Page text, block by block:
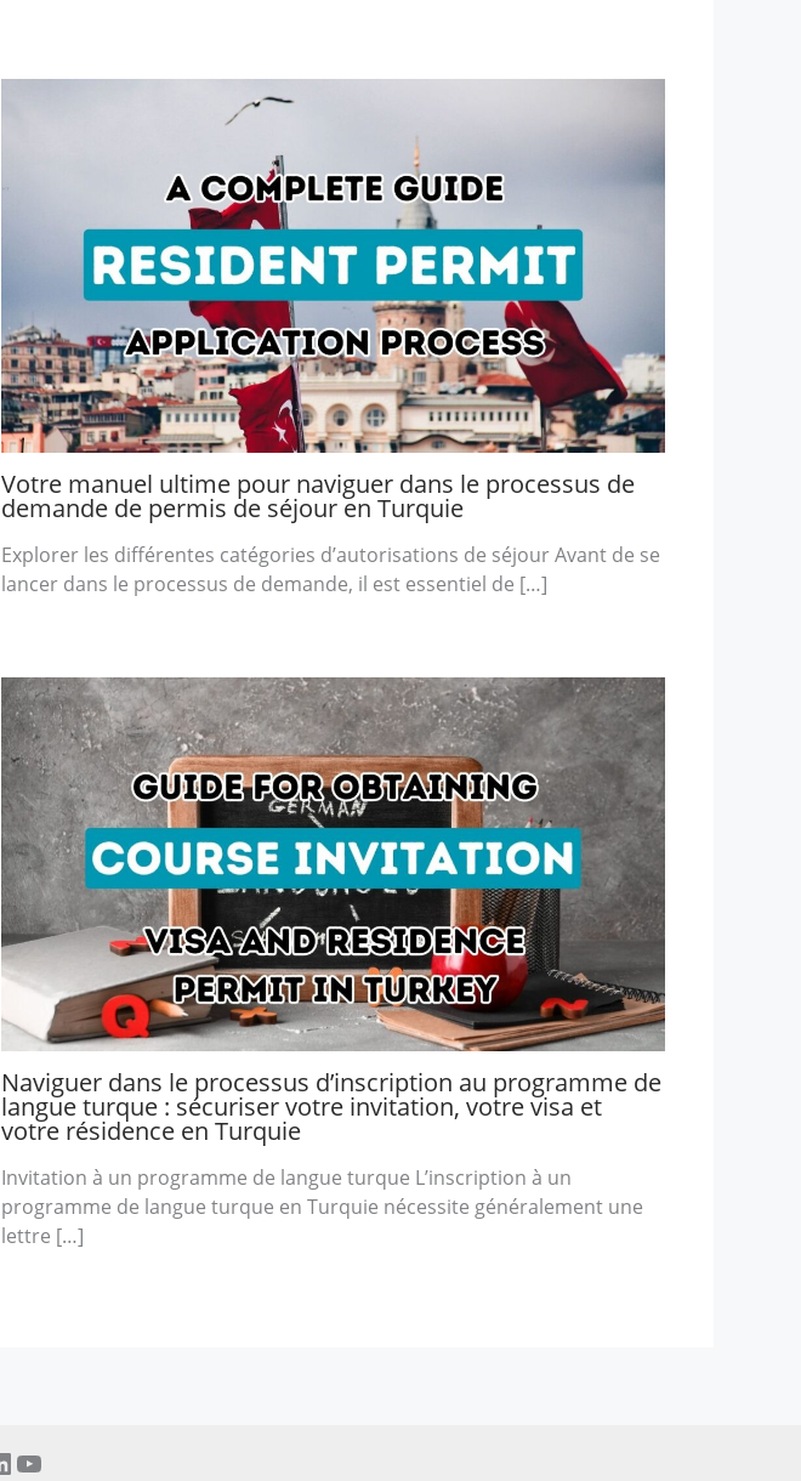
Votre manuel ultime pour naviguer dans le processus de
demande de permis de séjour en Turquie
Explorer les différentes catégories d’autorisations de séjour Avant de se
lancer dans le processus de demande, il est essentiel de […]
Naviguer dans le processus d’inscription au programme de
langue turque : sécuriser votre invitation, votre visa et
votre résidence en Turquie
Invitation à un programme de langue turque L’inscription à un
programme de langue turque en Turquie nécessite généralement une
lettre […]